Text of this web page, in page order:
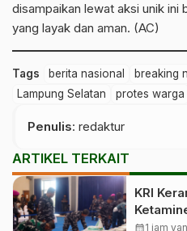
disampaikan lewat aksi unik ini
yang layak dan aman. (AC)
Tags berita nasional breaking
Lampung Selatan
protes warga
Penulis: redaktur
ARTIKEL TERKAIT
KRI
calendar_month1 jam